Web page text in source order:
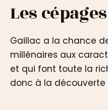
Les
Gaillac a la chance
millénaires aux
et qui font toute la
donc à la